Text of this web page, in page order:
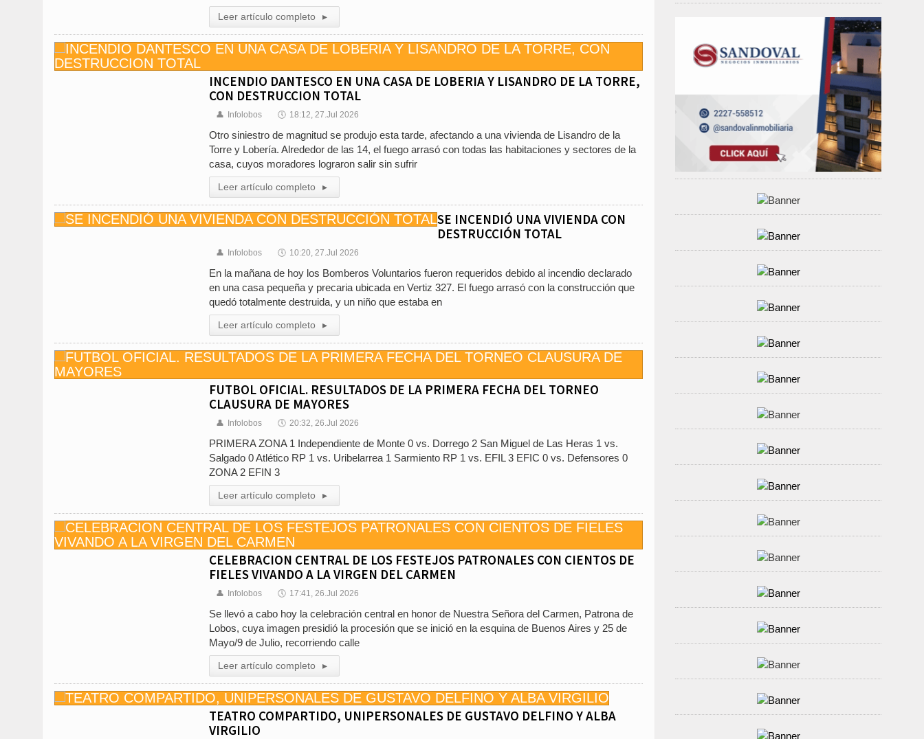
Leer artículo completo ▸
INCENDIO DANTESCO EN UNA CASA DE LOBERIA Y LISANDRO DE LA TORRE,
CON DESTRUCCION TOTAL
👤 Infolobos 🕔 18:12, 27.Jul 2026
Otro siniestro de magnitud se produjo esta tarde, afectando a una vivienda de Lisandro de la
Torre y Lobería. Alrededor de las 14, el fuego arrasó con todas las habitaciones y sectores de la
casa, cuyos moradores lograron salir sin sufrir
Leer artículo completo ▸
SE INCENDIÓ UNA VIVIENDA CON
DESTRUCCIÓN TOTAL
👤 Infolobos 🕔 10:20, 27.Jul 2026
En la mañana de hoy los Bomberos Voluntarios fueron requeridos debido al incendio declarado
en una casa pequeña y precaria ubicada en Vertiz 327. El fuego arrasó con la construcción que
quedó totalmente destruida, y un niño que estaba en
Leer artículo completo ▸
FUTBOL OFICIAL. RESULTADOS DE LA PRIMERA FECHA DEL TORNEO
CLAUSURA DE MAYORES
👤 Infolobos 🕔 20:32, 26.Jul 2026
PRIMERA ZONA 1 Independiente de Monte 0 vs. Dorrego 2 San Miguel de Las Heras 1 vs.
Salgado 0 Atlético RP 1 vs. Uribelarrea 1 Sarmiento RP 1 vs. EFIL 3 EFIC 0 vs. Defensores 0
ZONA 2 EFIN 3
Leer artículo completo ▸
CELEBRACION CENTRAL DE LOS FESTEJOS PATRONALES CON CIENTOS DE
FIELES VIVANDO A LA VIRGEN DEL CARMEN
👤 Infolobos 🕔 17:41, 26.Jul 2026
Se llevó a cabo hoy la celebración central en honor de Nuestra Señora del Carmen, Patrona de
Lobos, cuya imagen presidió la procesión que se inició en la esquina de Buenos Aires y 25 de
Mayo/9 de Julio, recorriendo calle
Leer artículo completo ▸
TEATRO COMPARTIDO, UNIPERSONALES DE GUSTAVO DELFINO Y ALBA
VIRGILIO